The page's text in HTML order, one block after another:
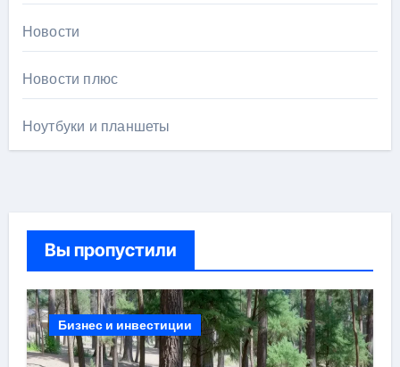
Новости
Новости плюс
Ноутбуки и планшеты
Вы пропустили
Бизнес и инвестиции